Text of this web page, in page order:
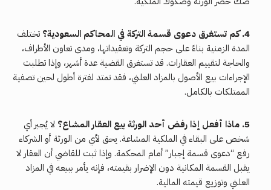
4. كم تستغرق دعوى قسمة التركة في المحاكم السعودية؟
تختلف
المدة الزمنية بناءً على حجم التركة وتعقيداتها، ومدى تعاون الأطراف،
والحاجة لتقييم العقارات. قد تستغرق القضية عدة أشهر، وإذا تطلبت
الإجراءات بيع الأصول بالمزاد العلني، فقد تمتد لفترة أطول لحين تصفية
الممتلكات بالكامل.
5. ماذا أفعل إذا رفض أحد الورثة بيع العقار المشاع؟
لا يُجبر أي
شخص على البقاء في الملكية المشاعة. يحق لأي من الورثة أو الشركاء
رفع “دعوى قسمة إجبار” أمام المحكمة. وإذا ثبت للقاضي أن العقار لا
يقبل القسمة المكانية دون الإضرار بقيمته، فإنه يأمر ببيعه في المزاد
العلني وتوزيع قيمته المالية.